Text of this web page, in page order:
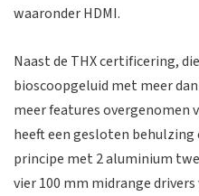
waaronder HDMI.
Naast de THX certificering,
bioscoopgeluid met meer
meer features overgenomen
heeft een gesloten
principe met 2 aluminium
vier 100 mm midrange